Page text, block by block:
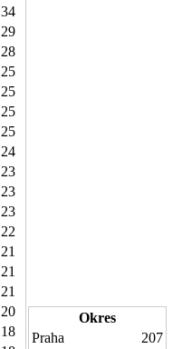
34
29
28
25
25
25
25
24
23
23
23
22
21
21
21
20
18
Okres
Praha
207